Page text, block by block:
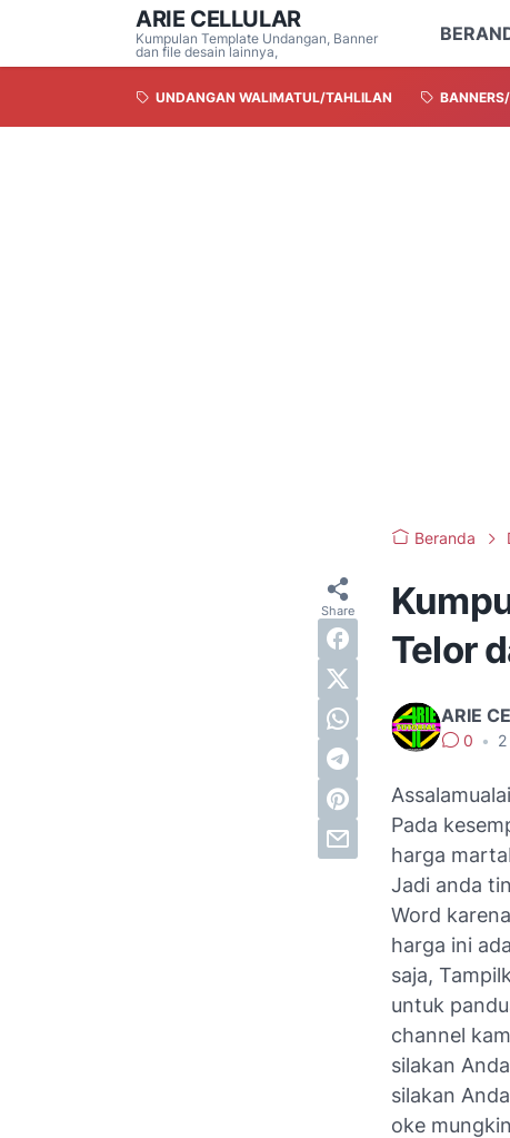
ARIE CELLULAR
Kumpulan Template Undangan, Banner
dan file desain lainnya,
UNDANGAN WALIMATUL/TAHLILAN
Beranda
Telor
ARIE
0 • 2
Pada
harga
Jadi anda
Word
harga ini
saja,
untuk
channel
silakan
silakan
oke